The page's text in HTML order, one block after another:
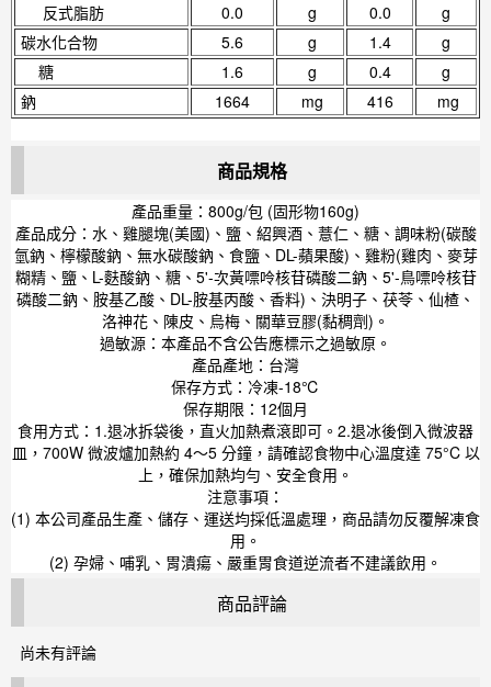
反式脂肪 0.0 g 0.0
g
碳水化合物
5.6 g 1.4
g
糖
1.6 g 0.4
g
鈉
1664 mg 416 mg
商品規格
產品重量：800g/包 (固形物160g)
產品成分：水、雞腿塊(美國)、鹽、紹興酒、薏仁、糖、調味粉(碳酸
氫鈉、檸檬酸鈉、無水碳酸鈉、食鹽、DL-蘋果酸)、雞粉(雞肉、麥芽
糊精、鹽、L-麩酸鈉、糖、5'-次黃嘌呤核苷磷酸二鈉、5'-鳥嘌呤核苷
磷酸二鈉、胺基乙酸、DL-胺基丙酸、香料)、決明子、茯苓、仙楂、
洛神花、陳皮、烏梅、關華豆膠(黏稠劑)。
過敏源：本產品不含公告應標示之過敏原。
產品產地：台灣
保存方式：冷凍-18℃
保存期限：12個月
食用方式：1.退冰拆袋後，直火加熱煮滾即可。2.退冰後倒入微波器
皿，700W 微波爐加熱約 4～5 分鐘，請確認食物中心溫度達 75°C 以
上，確保加熱均勻、安全食用。
注意事項：
(1) 本公司產品生產、儲存、運送均採低溫處理，商品請勿反覆解凍食
用。
(2) 孕婦、哺乳、胃潰瘍、嚴重胃食道逆流者不建議飲用。
商品評論
尚未有評論